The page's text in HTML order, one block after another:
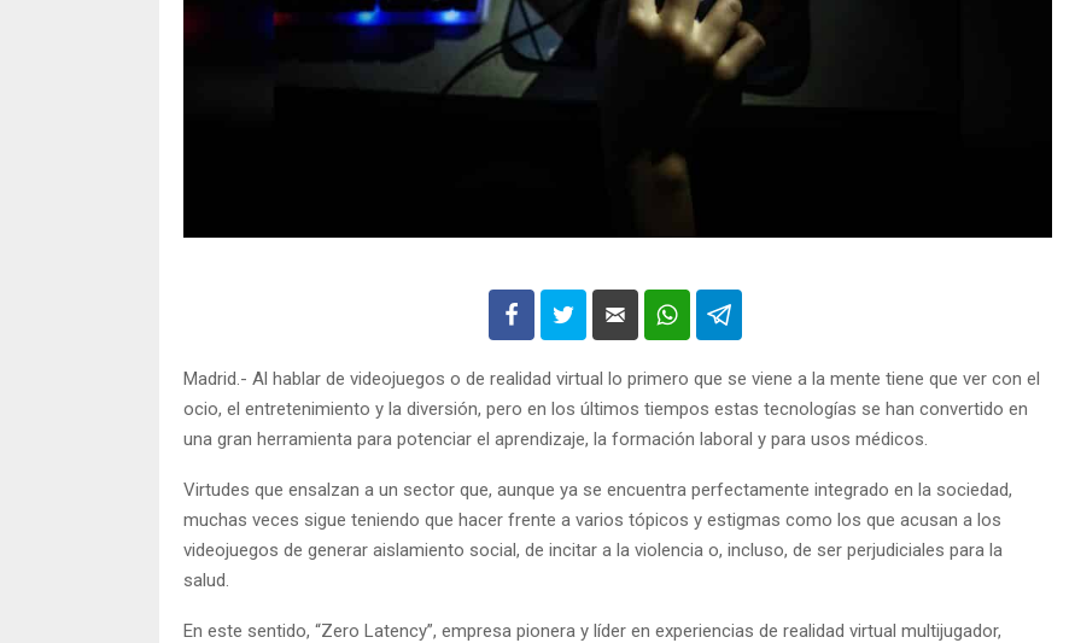
Madrid.- Al hablar de videojuegos o de realidad virtual lo primero que se viene a la mente tiene que ver con el
ocio, el entretenimiento y la diversión, pero en los últimos tiempos estas tecnologías se han convertido en
una gran herramienta para potenciar el aprendizaje, la formación laboral y para usos médicos.
Virtudes que ensalzan a un sector que, aunque ya se encuentra perfectamente integrado en la sociedad,
muchas veces sigue teniendo que hacer frente a varios tópicos y estigmas como los que acusan a los
videojuegos de generar aislamiento social, de incitar a la violencia o, incluso, de ser perjudiciales para la
salud.
En este sentido, “Zero Latency”, empresa pionera y líder en experiencias de realidad virtual multijugador,